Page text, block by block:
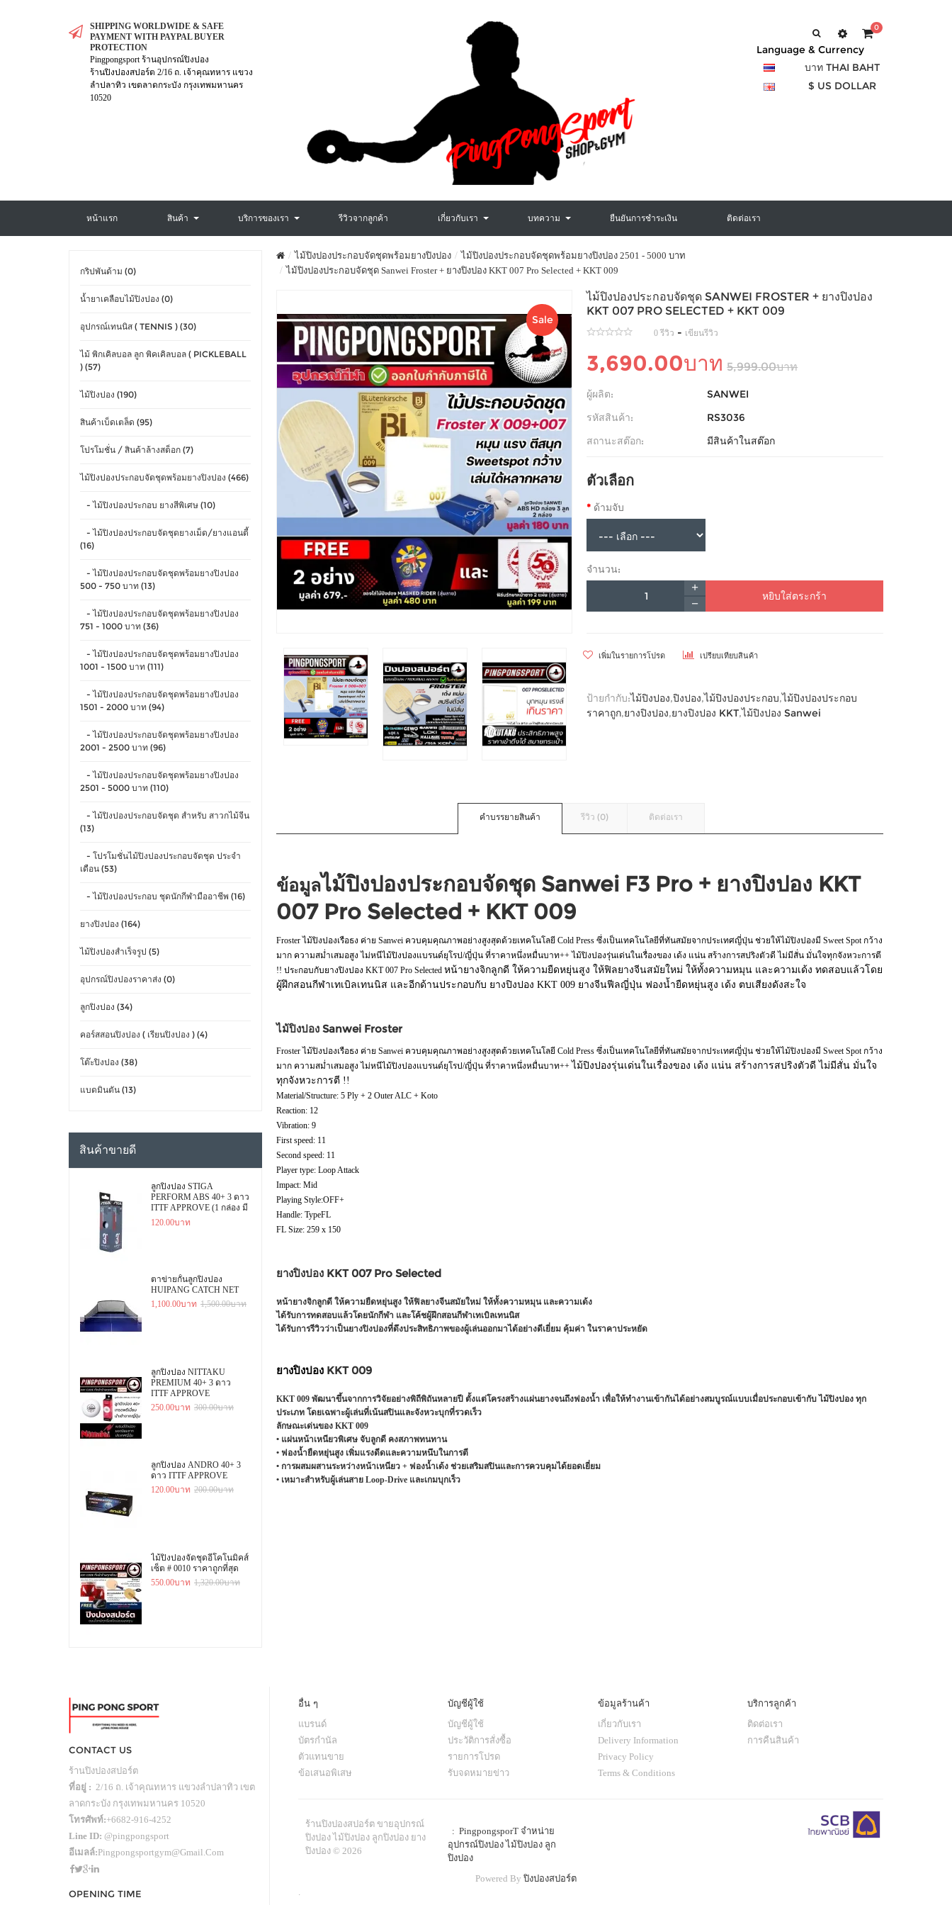
SHIPPING WORLDWIDE & SAFE
PAYMENT WITH PAYPAL BUYER
PROTECTION
Pingpongsport ร้านอุปกรณ์ปิงปอง
ร้านปิงปองสปอร์ต 2/16 ถ. เจ้าคุณทหาร แขวง
ลำปลาทิว เขตลาดกระบัง กรุงเทพมหานคร
10520
0
Language & Currency
บาท THAI BAHT
$ US DOLLAR
หน้าแรก สินค้า บริการของเรา รีวิวจากลูกค้า เกี่ยวกับเรา บทความ ยืนยันการชำระเงิน ติดต่อเรา
กริปพันด้าม (0)
น้ำยาเคลือบไม้ปิงปอง (0)
อุปกรณ์เทนนิส ( TENNIS ) (30)
ไม้ พิกเคิลบอล ลูก พิคเคิลบอล ( PICKLEBALL
) (57)
ไม้ปิงปอง (190)
สินค้าเบ็ดเตล็ด (95)
โปรโมชั่น / สินค้าล้างสต็อก (7)
ไม้ปิงปองประกอบจัดชุดพร้อมยางปิงปอง (466)
- ไม้ปิงปองประกอบ ยางสีพิเศษ (10)
- ไม้ปิงปองประกอบจัดชุดยางเม็ด/ยางแอนตี้
(16)
- ไม้ปิงปองประกอบจัดชุดพร้อมยางปิงปอง
500 - 750 บาท (13)
- ไม้ปิงปองประกอบจัดชุดพร้อมยางปิงปอง
751 - 1000 บาท (36)
- ไม้ปิงปองประกอบจัดชุดพร้อมยางปิงปอง
1001 - 1500 บาท (111)
- ไม้ปิงปองประกอบจัดชุดพร้อมยางปิงปอง
1501 - 2000 บาท (94)
- ไม้ปิงปองประกอบจัดชุดพร้อมยางปิงปอง
2001 - 2500 บาท (96)
- ไม้ปิงปองประกอบจัดชุดพร้อมยางปิงปอง
2501 - 5000 บาท (110)
- ไม้ปิงปองประกอบจัดชุด สำหรับ สาวกไม้จีน
(13)
- โปรโมชั่นไม้ปิงปองประกอบจัดชุด ประจำ
เดือน (53)
- ไม้ปิงปองประกอบ ชุดนักกีฬามืออาชีพ (16)
ยางปิงปอง (164)
ไม้ปิงปองสำเร็จรูป (5)
อุปกรณ์ปิงปองราคาส่ง (0)
ลูกปิงปอง (34)
คอร์สสอนปิงปอง ( เรียนปิงปอง ) (4)
โต๊ะปิงปอง (38)
แบดมินตัน (13)
สินค้าขายดี
ลูกปิงปอง STIGA
PERFORM ABS 40+ 3 ดาว
ITTF APPROVE (1 กล่อง มี
3 ลูก)
120.00บาท
ตาข่ายกั้นลูกปิงปอง
HUIPANG CATCH NET
1,100.00บาท 1,500.00บาท
ลูกปิงปอง NITTAKU
PREMIUM 40+ 3 ดาว
ITTF APPROVE
250.00บาท 300.00บาท
ลูกปิงปอง ANDRO 40+ 3
ดาว ITTF APPROVE
120.00บาท 200.00บาท
ไม้ปิงปองจัดชุดอีโคโนมิคส์
เซ็ต # 0010 ราคาถูกที่สุด
550.00บาท 1,320.00บาท
ไม้ปิงปองประกอบจัดชุดพร้อมยางปิงปอง
ไม้ปิงปองประกอบจัดชุดพร้อมยางปิงปอง 2501 - 5000 บาท
ไม้ปิงปองประกอบจัดชุด Sanwei Froster + ยางปิงปอง KKT 007 Pro Selected + KKT 009
Sale
ไม้ปิงปองประกอบจัดชุด SANWEI FROSTER + ยางปิงปอง
KKT 007 PRO SELECTED + KKT 009
0 รีวิว - เขียนรีวิว
3,690.00บาท 5,999.00บาท
ผู้ผลิต:
SANWEI
รหัสสินค้า:
RS3036
สถานะสต๊อก:
มีสินค้าในสต๊อก
ตัวเลือก
ด้ามจับ
จำนวน:
หยิบใส่ตระกร้า
เพิ่มในรายการโปรด เปรียบเทียบสินค้า
ป้ายกำกับ:ไม้ปิงปอง,ปิงปอง,ไม้ปิงปองประกอบ,ไม้ปิงปองประกอบ
ราคาถูก,ยางปิงปอง,ยางปิงปอง KKT,ไม้ปิงปอง Sanwei
คำบรรยายสินค้า รีวิว (0) ติดต่อเรา
ข้อมูลไม้ปิงปองประกอบจัดชุด Sanwei F3 Pro + ยางปิงปอง KKT
007 Pro Selected + KKT 009
Froster ไม้ปิงปองเรือธง ค่าย Sanwei ควบคุมคุณภาพอย่างสูงสุดด้วยเทคโนโลยี Cold Press ซึ่งเป็นเทคโนโลยีที่ทันสมัยจากประเทศญี่ปุ่น ช่วยให้ไม้ปิงปองมี Sweet Spot กว้าง
มาก ความสม่ำเสมอสูง ไม่หนีไม้ปิงปองแบรนด์ยุโรป/ญี่ปุ่น ที่ราคาหนึ่งหมื่นบาท++ ไม้ปิงปองรุ่นเด่นในเรื่องของ เด้ง แน่น สร้างการสปริงตัวดี ไม่มีสั่น มั่นใจทุกจังหวะการตี
!! ประกอบกับยางปิงปอง KKT 007 Pro Selected หน้ายางจิกลูกดี ให้ความยืดหยุ่นสูง ให้ฟิลยางจีนสมัยใหม่ ให้ทั้งความหมุน และความเด้ง ทดสอบแล้วโดย
ผู้ฝึกสอนกีฬาเทเบิลเทนนิส และอีกด้านประกอบกับ ยางปิงปอง KKT 009 ยางจีนฟีลญี่ปุ่น ฟองน้ำยืดหยุ่นสูง เด้ง ตบเสียงดังสะใจ
ไม้ปิงปอง Sanwei Froster
Froster ไม้ปิงปองเรือธง ค่าย Sanwei ควบคุมคุณภาพอย่างสูงสุดด้วยเทคโนโลยี Cold Press ซึ่งเป็นเทคโนโลยีที่ทันสมัยจากประเทศญี่ปุ่น ช่วยให้ไม้ปิงปองมี Sweet Spot กว้าง
มาก ความสม่ำเสมอสูง ไม่หนีไม้ปิงปองแบรนด์ยุโรป/ญี่ปุ่น ที่ราคาหนึ่งหมื่นบาท++ ไม้ปิงปองรุ่นเด่นในเรื่องของ เด้ง แน่น สร้างการสปริงตัวดี ไม่มีสั่น มั่นใจ
ทุกจังหวะการตี !!
Material/Structure: 5 Ply + 2 Outer ALC + Koto
Reaction: 12
Vibration: 9
First speed: 11
Second speed: 11
Player type: Loop Attack
Impact: Mid
Playing Style:OFF+
Handle: TypeFL
FL Size: 259 x 150
ยางปิงปอง KKT 007 Pro Selected
หน้ายางจิกลูกดี ให้ความยืดหยุ่นสูง ให้ฟิลยางจีนสมัยใหม่ ให้ทั้งความหมุน และความเด้ง
ได้รับการทดสอบแล้วโดยนักกีฬา และโค้ชผู้ฝึกสอนกีฬาเทเบิลเทนนิส
ได้รับการรีวิวว่าเป็นยางปิงปองที่ดึงประสิทธิภาพของผู้เล่นออกมาได้อย่างดีเยี่ยม คุ้มค่า ในราคาประหยัด
ยางปิงปอง KKT 009
KKT 009 พัฒนาขึ้นจากการวิจัยอย่างพิถีพิถันหลายปี ตั้งแต่โครงสร้างแผ่นยางจนถึงฟองน้ำ เพื่อให้ทำงานเข้ากันได้อย่างสมบูรณ์แบบเมื่อประกอบเข้ากับ ไม้ปิงปอง ทุก
ประเภท โดยเฉพาะผู้เล่นที่เน้นสปินและจังหวะบุกที่รวดเร็ว
ลักษณะเด่นของ KKT 009
• แผ่นหน้าเหนียวพิเศษ จับลูกดี คงสภาพทนทาน
• ฟองน้ำยืดหยุ่นสูง เพิ่มแรงดีดและความหนึบในการตี
• การผสมผสานระหว่างหน้าเหนียว + ฟองน้ำเด้ง ช่วยเสริมสปินและการควบคุมได้ยอดเยี่ยม
• เหมาะสำหรับผู้เล่นสาย Loop-Drive และเกมบุกเร็ว
CONTACT US
ร้านปิงปองสปอร์ต
ที่อยู่ : 2/16 ถ. เจ้าคุณทหาร แขวงลำปลาทิว เขต
ลาดกระบัง กรุงเทพมหานคร 10520
โทรศัพท์:+6682-916-4252
Line ID: @pingpongsport
อีเมลล์:Pingpongsportgym@gmail.com
OPENING TIME
อื่น ๆ
แบรนด์
บัตรกำนัล
ตัวแทนขาย
ข้อเสนอพิเสษ
บัญชีผู้ใช้
บัญชีผู้ใช้
ประวัติการสั่งซื้อ
รายการโปรด
รับจดหมายข่าว
ข้อมูลร้านค้า
เกี่ยวกับเรา
Delivery Information
Privacy Policy
Terms & Conditions
บริการลูกค้า
ติดต่อเรา
การคืนสินค้า
ร้านปิงปองสปอร์ต ขายอุปกรณ์
ปิงปอง ไม้ปิงปอง ลูกปิงปอง ยาง
ปิงปอง © 2026
: PingpongsporT จำหน่าย
อุปกรณ์ปิงปอง ไม้ปิงปอง ลูก
ปิงปอง
Powered By ปิงปองสปอร์ต
.